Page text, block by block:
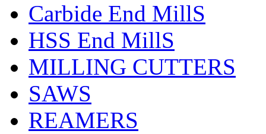
Carbide End MillS
HSS End MillS
MILLING CUTTERS
SAWS
REAMERS